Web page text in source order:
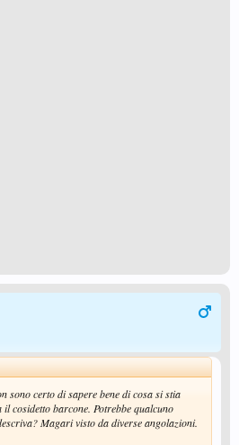
sono certo di sapere bene di cosa si stia
cosidetto barcone. Potrebbe qualcuno
Magari visto da diverse angolazioni.